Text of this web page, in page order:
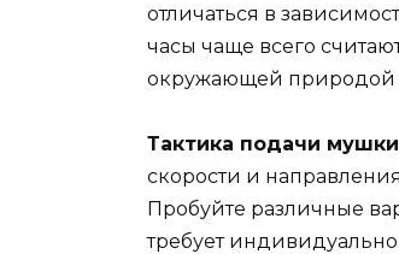
отличаться в
часы чаще всего
окружающей природой
Тактика подачи
скорости и
Пробуйте различные
требует